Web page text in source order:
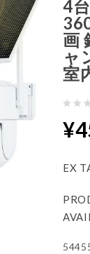
4
画
ャ
室
EX